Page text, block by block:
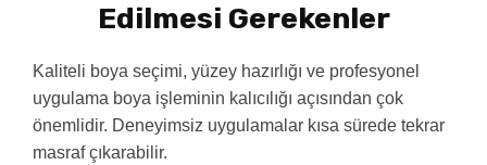
Edilmesi Gerekenler
Kaliteli boya seçimi, yüzey hazırlığı ve profesyonel
uygulama boya işleminin kalıcılığı açısından çok
önemlidir. Deneyimsiz uygulamalar kısa sürede tekrar
masraf çıkarabilir.